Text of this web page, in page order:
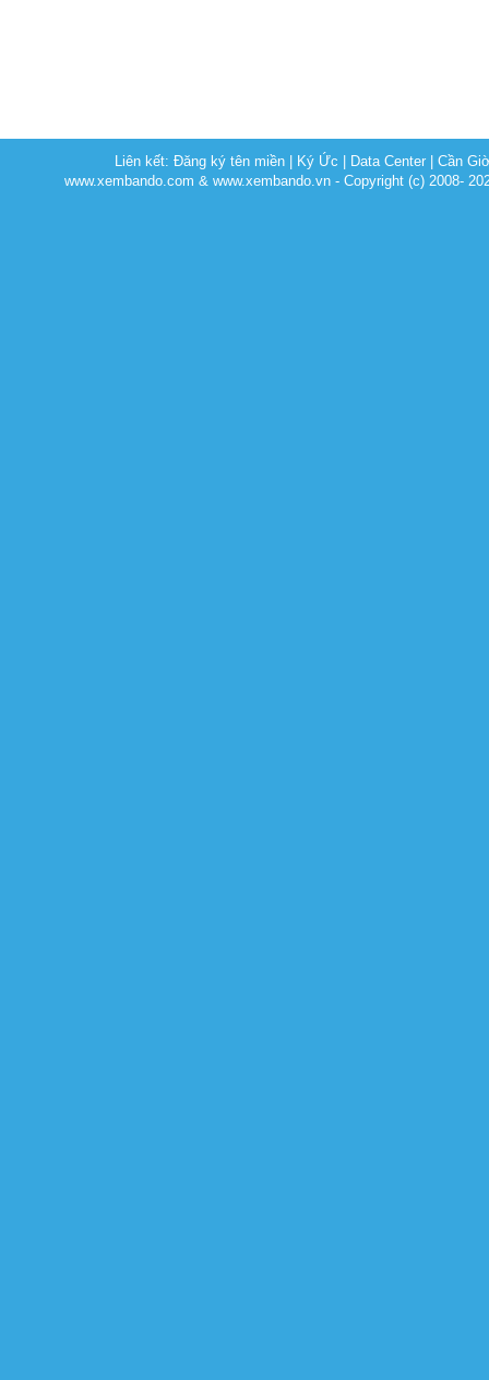
Liên kết:Đăng ký tên miền Ký Ức Data Center |Cần
www.xembando.com & www.xembando.vn - Copyright (c) 2008-